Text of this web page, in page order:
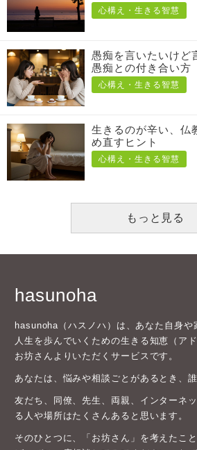
心構え・生きる智慧
愚痴を言いたいけど
愚痴との付き合い方
心構え・生きる智慧
生きるのが辛い、仏
め直すヒント
心構え・生きる智慧
もっと見る
hasunoha
hasunoha（ハスノハ）は、あなた自身や
人生を歩んでいくための生きる知恵（ア
お坊さんよりいただくサービスです。
あなたは、悩みや相談ごとがあるとき、
友だち、同僚、先生、両親、インターネ
る人や場所はたくさんあると思います。
そのひとつに、「お坊さん」を考えたこ